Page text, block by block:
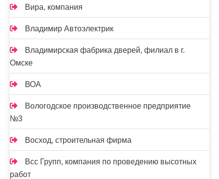
Вира, компания
Владимир Автоэлектрик
Владимирская фабрика дверей, филиал в г.
Омске
ВОА
Вологодское производственное предприятие
№3
Восход, строительная фирма
Всс Групп, компания по проведению высотных
работ